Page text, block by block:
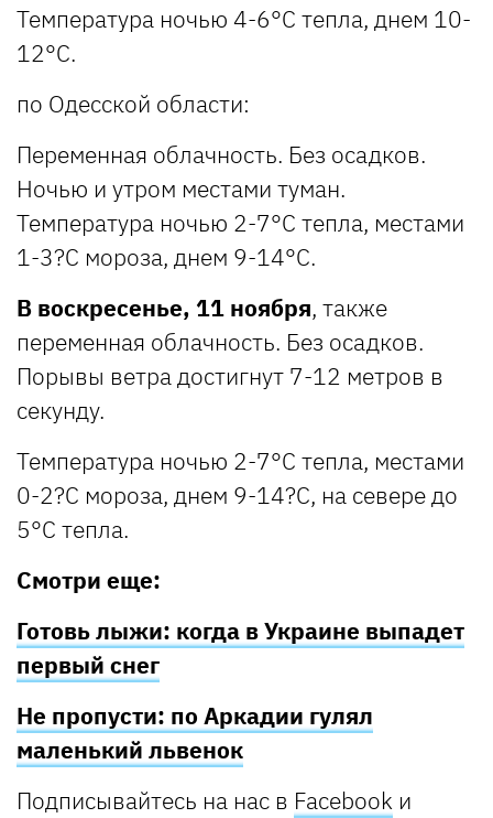
Температура ночью 4-6°С тепла, днем 10-
12°С.
по Одесской области:
Переменная облачность. Без осадков.
Ночью и утром местами туман.
Температура ночью 2-7°С тепла, местами
1-3?С мороза, днем 9-14°С.
В воскресенье, 11 ноября, также
переменная облачность. Без осадков.
Порывы ветра достигнут 7-12 метров в
секунду.
Температура ночью 2-7°С тепла, местами
0-2?С мороза, днем 9-14?С, на севере до
5°С тепла.
Смотри еще:
Готовь лыжи: когда в Украине выпадет
первый снег
Не пропусти: по Аркадии гулял
маленький львенок
Подписывайтесь на нас в Facebook и